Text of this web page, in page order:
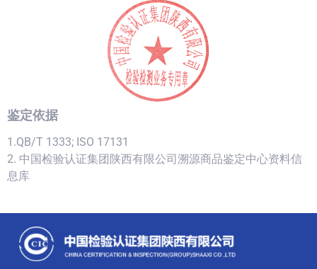
鉴定依据
1.QB/T 1333; ISO 17131
2. 中国检验认证集团陕西有限公司溯源商品鉴定中心资料信
息库